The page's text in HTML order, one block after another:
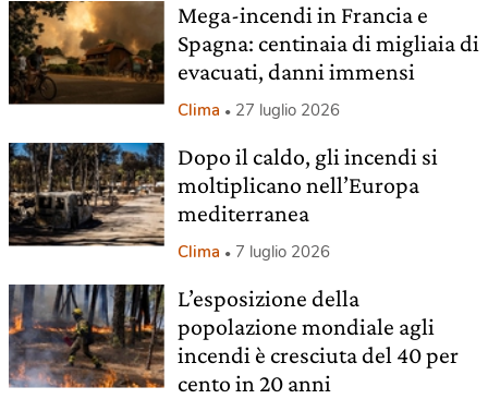
Mega-incendi in Francia e
Spagna: centinaia di migliaia di
evacuati, danni immensi
Clima 27 luglio 2026
Dopo il caldo, gli incendi si
moltiplicano nell’Europa
mediterranea
Clima 7 luglio 2026
L’esposizione della
popolazione mondiale agli
incendi è cresciuta del 40 per
cento in 20 anni